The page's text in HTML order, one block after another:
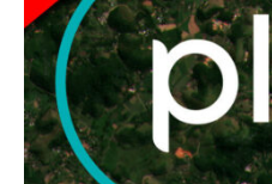
YouTube